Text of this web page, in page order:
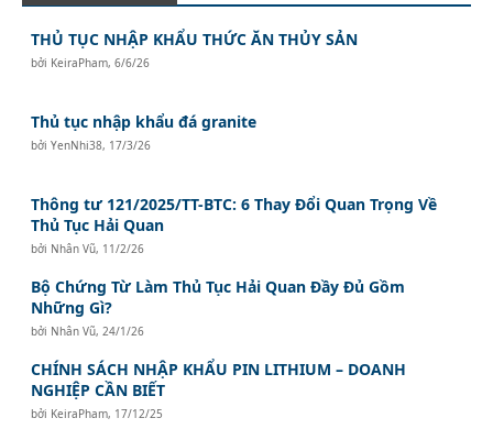
THỦ TỤC NHẬP KHẨU THỨC ĂN THỦY SẢN
bởi KeiraPham,6/6/26
Thủ tục nhập khẩu đá granite
bởiYenNhi38, 17/3/26
Thông tư 121/2025/TT-BTC: 6 Thay Đổi Quan Trọng Về
Thủ Tục Hải Quan
bởi Nhân Vũ, 11/2/26
Bộ Chứng Từ Làm Thủ Tục Hải Quan Đầy Đủ Gồm
Những Gì?
bởi Nhân Vũ,24/1/26
CHÍNH SÁCH NHẬP KHẨU PIN LITHIUM – DOANH
NGHIỆP CẦN BIẾT
bởi KeiraPham, 17/12/25